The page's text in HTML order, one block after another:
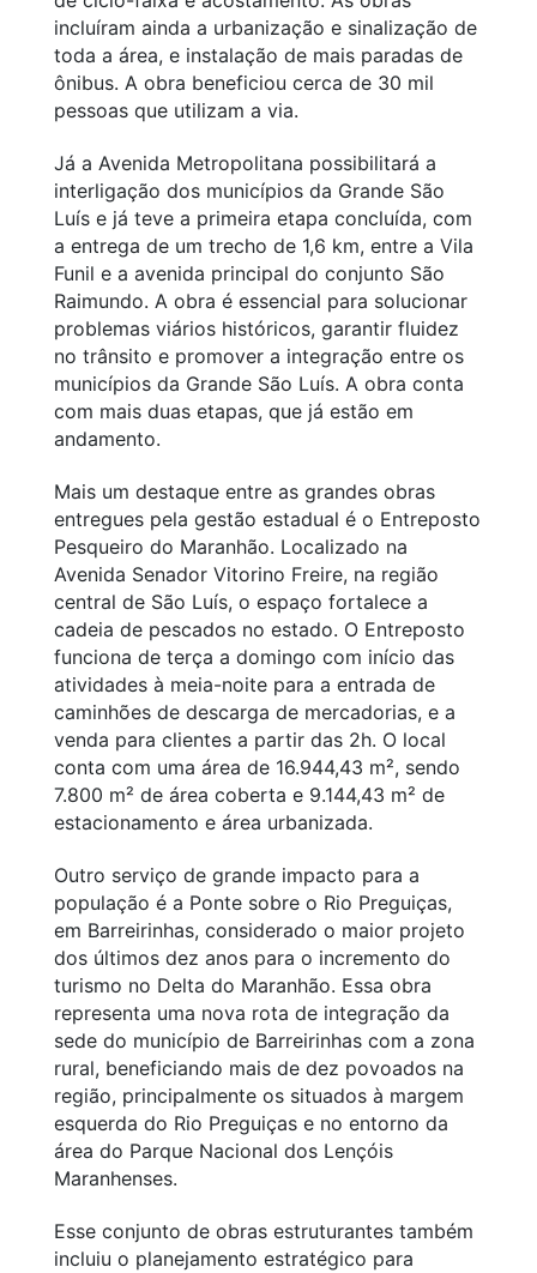
incluíram ainda a urbanização e sinalização de
toda a área, e instalação de mais paradas de
ônibus. A obra beneficiou cerca de 30 mil
pessoas que utilizam a via.
Já a Avenida Metropolitana possibilitará a
interligação dos municípios da Grande São
Luís e já teve a primeira etapa concluída, com
a entrega de um trecho de 1,6 km, entre a Vila
Funil e a avenida principal do conjunto São
Raimundo. A obra é essencial para solucionar
problemas viários históricos, garantir fluidez
no trânsito e promover a integração entre os
municípios da Grande São Luís. A obra conta
com mais duas etapas, que já estão em
andamento.
Mais um destaque entre as grandes obras
entregues pela gestão estadual é o Entreposto
Pesqueiro do Maranhão. Localizado na
Avenida Senador Vitorino Freire, na região
central de São Luís, o espaço fortalece a
cadeia de pescados no estado. O Entreposto
funciona de terça a domingo com início das
atividades à meia-noite para a entrada de
caminhões de descarga de mercadorias, e a
venda para clientes a partir das 2h. O local
conta com uma área de 16.944,43 m², sendo
7.800 m² de área coberta e 9.144,43 m² de
estacionamento e área urbanizada.
Outro serviço de grande impacto para a
população é a Ponte sobre o Rio Preguiças,
em Barreirinhas, considerado o maior projeto
dos últimos dez anos para o incremento do
turismo no Delta do Maranhão. Essa obra
representa uma nova rota de integração da
sede do município de Barreirinhas com a zona
rural, beneficiando mais de dez povoados na
região, principalmente os situados à margem
esquerda do Rio Preguiças e no entorno da
área do Parque Nacional dos Lençóis
Maranhenses.
Esse conjunto de obras estruturantes também
incluiu o planejamento estratégico para